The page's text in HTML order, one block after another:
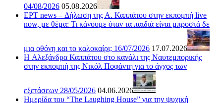
04/08/2026 05.08.2026
ΕΡΤ news – Δήλωση της Α. Καππάτου στην εκπομπή live
now, με θέμα: Τι κάνουμε όταν τα παιδιά είναι μπροστά δε
μια οθόνη και το καλοκαίρι; 16/07/2026 17.07.2026
H Αλεξάνδρα Καππάτου στο κανάλι της Ναυτεμπορικής
στην εκπομπή της Νικόλ Ποφάντη για το άγχος των
εξετάσεων 28/05/2026 04.06.2026
Ημερίδα του “The Laughing House” για την ψυχική